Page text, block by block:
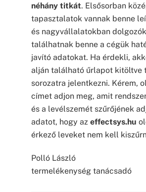
néhány titkát. Elsősorban
tapasztalatok vannak benne
és nagyvállalatokban
találhatnak benne a cégük
javító adatokat. Ha érdekli,
alján található űrlapot kitöltve
sorozatra jelentkezni. Kérem,
címet adjon meg, amit
és a levélszemét szűrőjének
adatot, hogy az effectsys.hu
érkező leveket nem kell
Polló László
termelékenység tanácsadó